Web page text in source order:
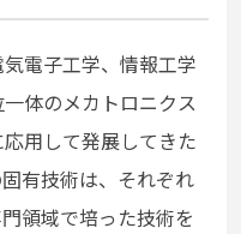
電子工学、情報工学
体のメカトロニクス
用して発展してきた
有技術は、それぞれ
領域で培った技術を